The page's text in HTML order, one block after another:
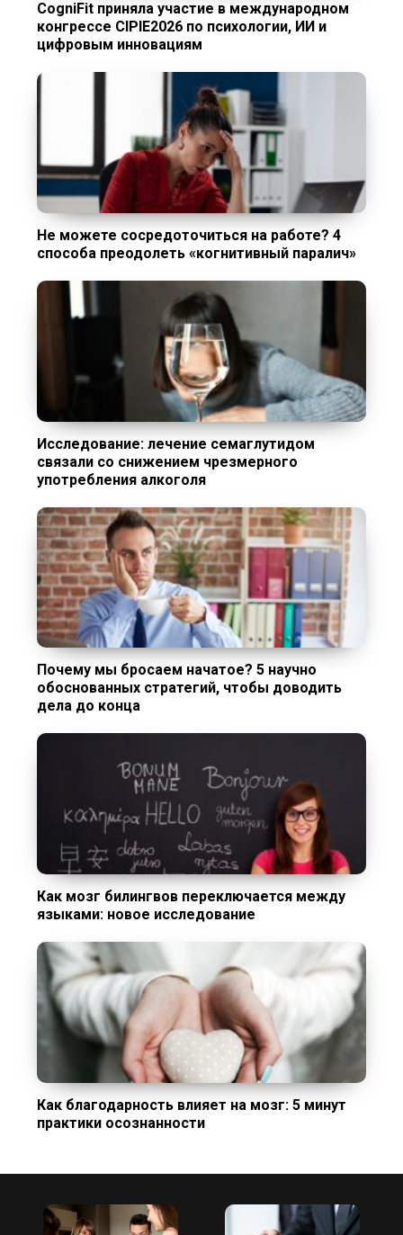
CogniFit приняла участие в международном
конгрессе CIPIE2026 по психологии, ИИ и
цифровым инновациям
Не можете сосредоточиться на работе? 4
способа преодолеть «когнитивный паралич»
Исследование: лечение семаглутидом
связали со снижением чрезмерного
употребления алкоголя
Почему мы бросаем начатое? 5 научно
обоснованных стратегий, чтобы доводить
дела до конца
Как мозг билингвов переключается между
языками: новое исследование
Как благодарность влияет на мозг: 5 минут
практики осознанности